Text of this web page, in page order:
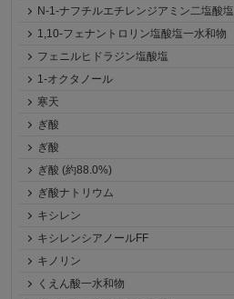
N-1-ナフチルエチレンジアミン二塩酸塩
1,10-フェナントロリン塩酸塩一水和物
フェニルヒドラジン塩酸塩
1-オクタノール
寒天
ぎ酸
ぎ酸
ぎ酸 (約88.0%)
ぎ酸ナトリウム
キシレン
キシレンシアノールFF
キノリン
くえん酸一水和物